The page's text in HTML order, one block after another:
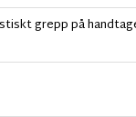
grepp på